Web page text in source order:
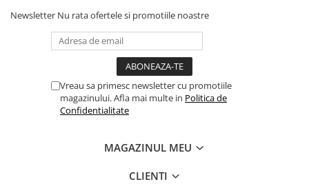
Newsletter Nu rata ofertele si promotiile noastre
Vreau sa primesc newsletter cu promotiile
magazinului. Afla mai multe in Politica de
Confidentialitate
MAGAZINUL MEU
CLIENTI